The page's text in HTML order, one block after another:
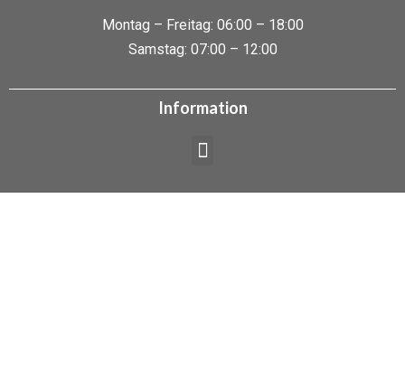
Montag – Freitag: 06:00 – 18:00
Samstag: 07:00 – 12:00
Information